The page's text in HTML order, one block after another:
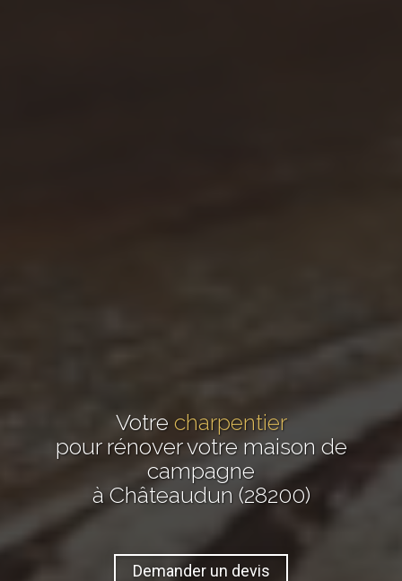
Votre charpentier
pour rénover votre maison de
campagne
à Châteaudun (28200)
Demander un devis